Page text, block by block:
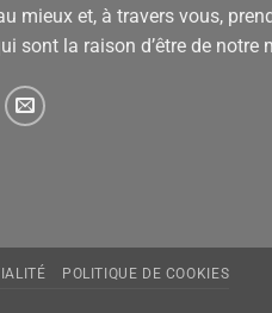
mieux et, à travers vous,
sont la raison d’être de notre
POLITIQUE DE COOKIES